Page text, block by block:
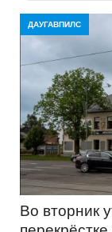
ДАУГАВПИЛС
Во вторник